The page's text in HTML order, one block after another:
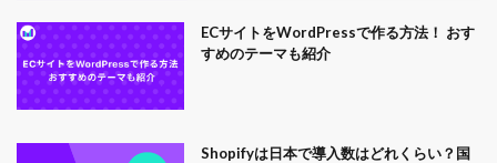
ECサイトをWordPressで作る方法！ おす
すめのテーマも紹介
Shopifyは日本で導入数はどれくらい？国